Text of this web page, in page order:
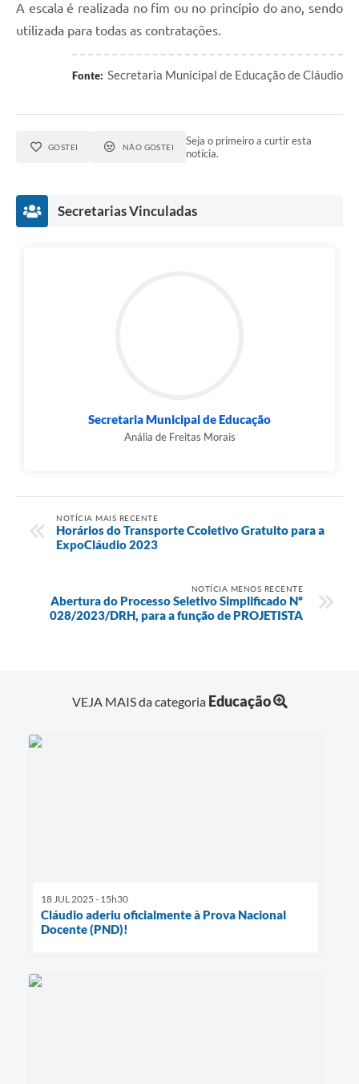
A escala é realizada no fim ou no princípio do ano, sendo
utilizada para todas as contratações.
Fonte: Secretaria Municipal de Educação de Cláudio
GOSTEI NÃO GOSTEI
Seja o primeiro a curtir esta
notícia.
Secretarias Vinculadas
Secretaria Municipal de Educação
Anália de Freitas Morais
NOTÍCIA MAIS RECENTE
Horários do Transporte Ccoletivo Gratuito para a
ExpoCláudio 2023
NOTÍCIA MENOS RECENTE
Abertura do Processo Seletivo Simplificado Nº
028/2023/DRH, para a função de PROJETISTA
VEJA MAIS da categoria Educação
18 JUL 2025 - 15h30
Cláudio aderiu oficialmente à Prova Nacional
Docente (PND)!